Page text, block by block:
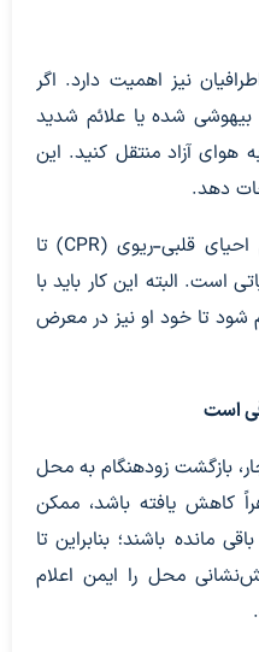
نیز اهمیت دارد. اگر
شده یا علائم شدید
هوای آزاد منتقل کنید. این
دهد.
اگر فردی نفس نمی‌کشد، انجام احیای قلبی-ریوی (CPR) تا
است. البته این کار باید با
شود تا خود او نیز در معرض
است
بازگشت زودهنگام به محل
کاهش یافته باشد، ممکن
مانده باشند؛ بنابراین تا
محل را ایمن اعلام